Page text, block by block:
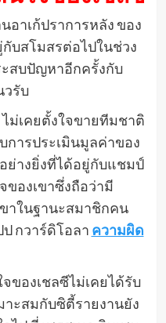
อาเก้ปราการหลัง ของ
บสโมสรต่อไปในช่วง
ะสบปัญหาอีกครั้งกับ
วรับ
ม่เคยตั้งใจขายทีมชาติ
การประเมินมูลค่าของ
ย่างยิ่งที่ได้อยู่กับแชมป์
ของเขาซึ่งถือว่ามี
าในฐานะสมาชิกคน
กวาร์ดิโอลา ความผิด
ของเชลซีไม่เคยได้รับ
ะสมกับซิตี้รายงานยัง